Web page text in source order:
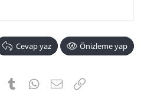
Cevap yaz Önizleme yap
PinterestTumblrWhatsApp
E-postaLink